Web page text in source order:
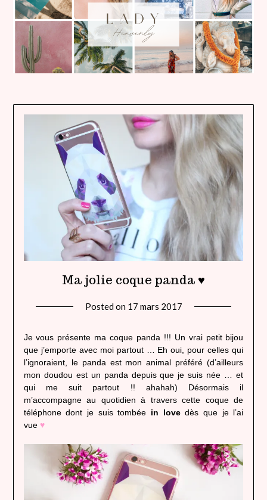
Ma jolie coque panda ♥
Posted on 17 mars 2017
heavenly
Je vous présente ma coque panda !!! Un vrai petit bijou
que j’emporte avec moi partout … Eh oui, pour celles qui
l’ignoraient, le panda est mon animal préféré (d’ailleurs
mon doudou est un panda depuis que je suis née … et
qui me suit partout !! ahahah) Désormais il
m’accompagne au quotidien à travers cette coque de
téléphone dont je suis tombée in lovedès que je l’ai
vue ♥